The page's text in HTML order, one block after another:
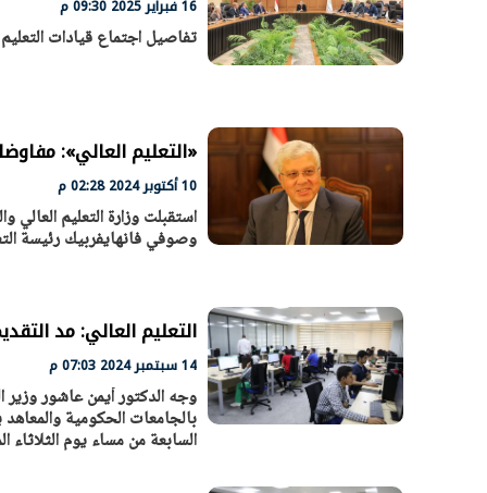
16 فبراير 2025 09:30 م
تفاصيل اجتماع قيادات التعليم
«التعليم العالي»:
10 أكتوبر 2024 02:28 م
استقبلت وزارة التعليم العالي
وصوفي فانهايفربيك رئيسة
التعليم العالي: مد
14 سبتمبر 2024 07:03 م
وجه الدكتور أيمن عاشور وزير
بالجامعات الحكومية والمعاهد
السابعة من مساء يوم الثلاثاء الموافق 17 سبتمبر الجاري، وذلك حرصًا على